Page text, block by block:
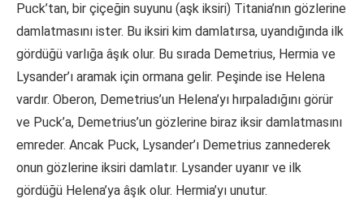
Puck’tan, bir çiçeğin suyunu (aşk iksiri) Titania’nın gözlerine
damlatmasını ister. Bu iksiri kim damlatırsa, uyandığında ilk
gördüğü varlığa âşık olur. Bu sırada Demetrius, Hermia ve
Lysander’ı aramak için ormana gelir. Peşinde ise Helena
vardır. Oberon, Demetrius’un Helena’yı hırpaladığını görür
ve Puck’a, Demetrius’un gözlerine biraz iksir damlatmasını
emreder. Ancak Puck, Lysander’ı Demetrius zannederek
onun gözlerine iksiri damlatır. Lysander uyanır ve ilk
gördüğü Helena’ya âşık olur. Hermia’yı unutur.